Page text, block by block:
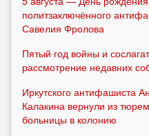
политзаключённого
Савелия Фролова
Пятый год войны и
рассмотрение недавних
Иркутского антифашиста
Калакина вернули из
больницы в колонию